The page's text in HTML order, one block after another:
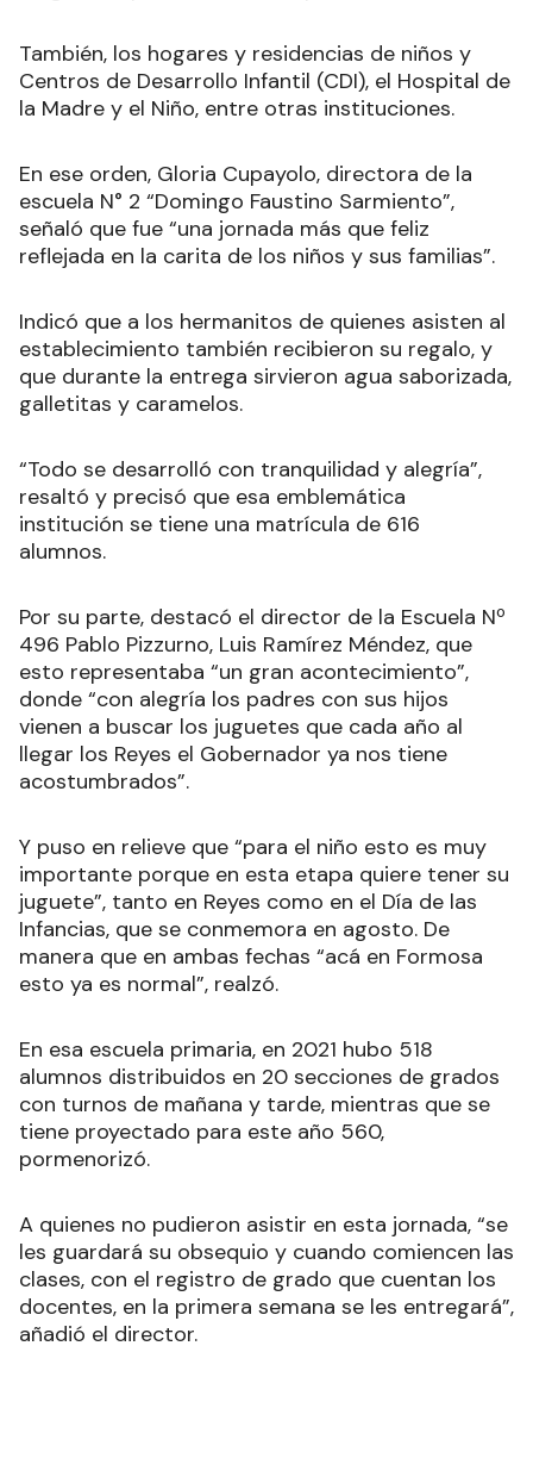
de gestión pública así como privada.
También, los hogares y residencias de niños y
la Madre y el Niño, entre otras instituciones.
En ese orden, Gloria Cupayolo, directora de la
escuela N° 2 “Domingo Faustino Sarmiento”,
reflejada en la carita de los niños y sus familias”.
Indicó que a los hermanitos de quienes asisten al
establecimiento también recibieron su regalo, y
galletitas y caramelos.
“Todo se desarrolló con tranquilidad y alegría”,
resaltó y precisó que esa emblemática
Por su parte, destacó el director de la Escuela Nº
496 Pablo Pizzurno, Luis Ramírez Méndez, que
esto representaba “un gran acontecimiento”,
donde “con alegría los padres con sus hijos
vienen a buscar los juguetes que cada año al
acostumbrados”.
Y puso en relieve que “para el niño esto es muy
importante porque en esta etapa quiere tener su
juguete”, tanto en Reyes como en el Día de las
Infancias, que se conmemora en agosto. De
esto ya es normal”, realzó.
En esa escuela primaria, en 2021 hubo 518
alumnos distribuidos en 20 secciones de grados
con turnos de mañana y tarde, mientras que se
pormenorizó.
A quienes no pudieron asistir en esta jornada, “se
les guardará su obsequio y cuando comiencen las
clases, con el registro de grado que cuentan los